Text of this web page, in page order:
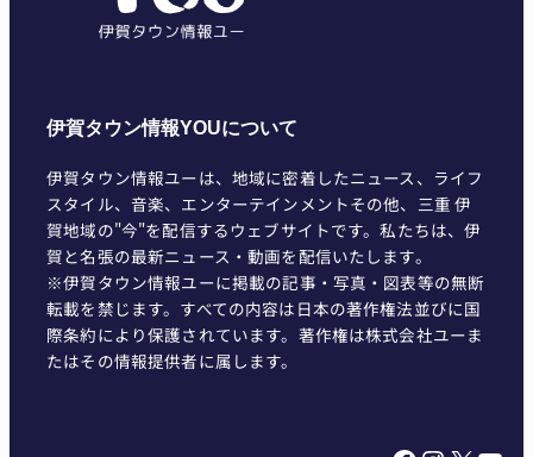
伊賀タウン情報YOUについて
伊賀タウン情報ユーは、地域に密着したニュース、ライフ
スタイル、音楽、エンターテインメントその他、三重 伊
賀地域の"今"を配信するウェブサイトです。私たちは、伊
賀と名張の最新ニュース・動画を配信いたします。
※伊賀タウン情報ユーに掲載の記事・写真・図表等の無断
転載を禁じます。すべての内容は日本の著作権法並びに国
際条約により保護されています。著作権は株式会社ユーま
たはその情報提供者に属します。